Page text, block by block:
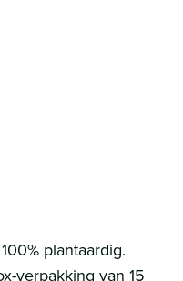
plantaardig.
verpakking van 15